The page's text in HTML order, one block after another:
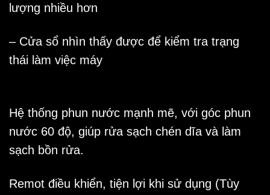
lượng nhiều hơn
– Cửa sổ nhìn thấy được để kiểm tra trạng
thái làm việc máy
Hệ thống phun nước mạnh mẽ, với góc phun
nước 60 độ, giúp rửa sạch chén dĩa và làm
sạch bồn rửa.
Remot điều khiển, tiện lợi khi sử dụng (Tùy